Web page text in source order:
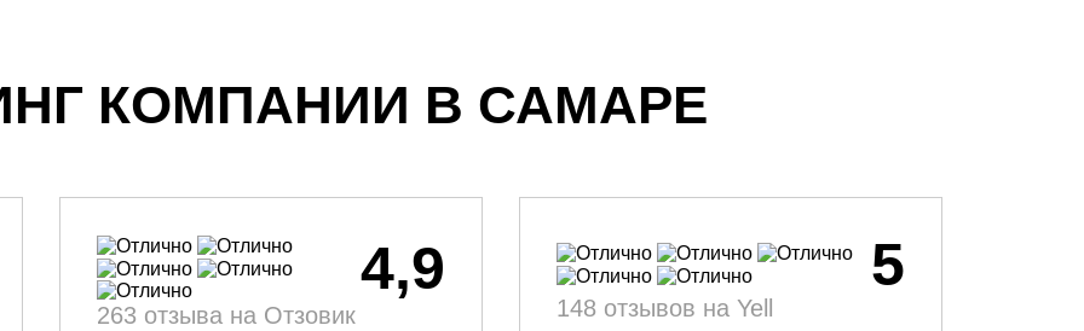
КОМПАНИИ В САМАРЕ
4,9
263 отзыва на Отзовик
5
148 отзывов на Yell